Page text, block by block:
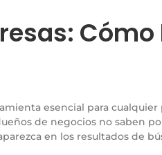
esencial para
de negocios no saben
en los resultados de